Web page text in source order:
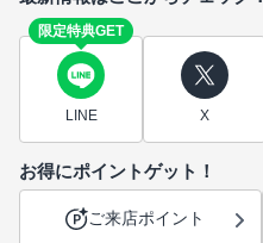
限定特典GET
LINE X
お得にポイントゲット！
ご来店ポイント